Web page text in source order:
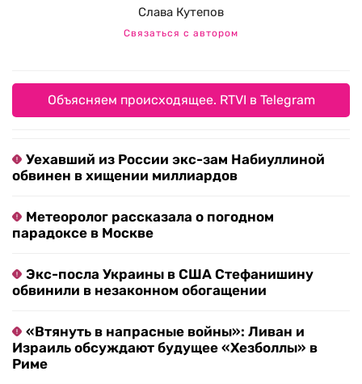
Слава Кутепов
Связаться с автором
Объясняем происходящее. RTVI в Telegram
Уехавший из России экс-зам Набиуллиной
обвинен в хищении миллиардов
Метеоролог рассказала о погодном
парадоксе в Москве
Экс-посла Украины в США Стефанишину
обвинили в незаконном обогащении
«Втянуть в напрасные войны»: Ливан и
Израиль обсуждают будущее «Хезболлы» в
Риме